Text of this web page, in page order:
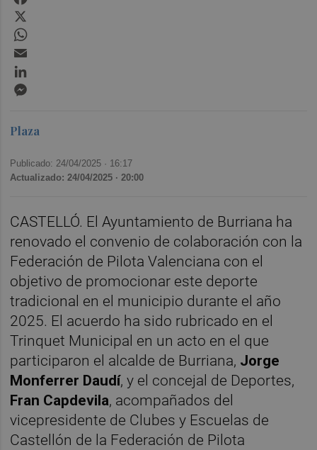
Plaza
Publicado: 24/04/2025 · 16:17
Actualizado: 24/04/2025 · 20:00
CASTELLÓ. El Ayuntamiento de Burriana ha
renovado el convenio de colaboración con la
Federación de Pilota Valenciana con el
objetivo de promocionar este deporte
tradicional en el municipio durante el año
2025. El acuerdo ha sido rubricado en el
Trinquet Municipal en un acto en el que
participaron el alcalde de Burriana, Jorge
Monferrer Daudí, y el concejal de Deportes,
Fran Capdevila, acompañados del
vicepresidente de Clubes y Escuelas de
Castellón de la Federación de Pilota